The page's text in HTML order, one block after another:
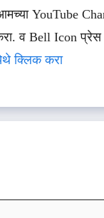
YouTube
व Bell Icon प्रेस
क्लिक करा